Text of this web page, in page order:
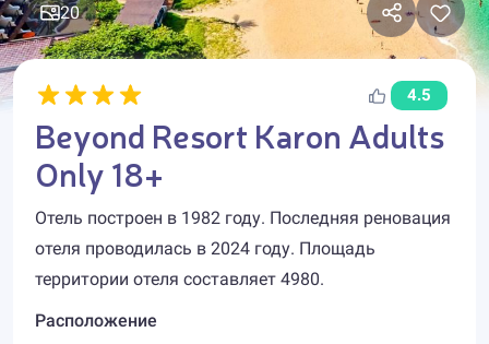
20
4.5
Beyond Resort Karon Adults
Only 18+
Отель построен в 1982 году. Последняя реновация
отеля проводилась в 2024 году. Площадь
территории отеля составляет 4980.
Расположение